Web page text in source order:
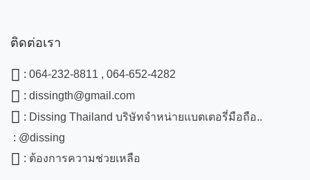
ติดต่อเรา
: 064-232-8811 , 064-652-4282
: dissingth@gmail.com
: Dissing Thailand บริษัทจำหน่ายแบตเตอรี่มือถือ..
: @dissing
: ต้องการความช่วยเหลือ